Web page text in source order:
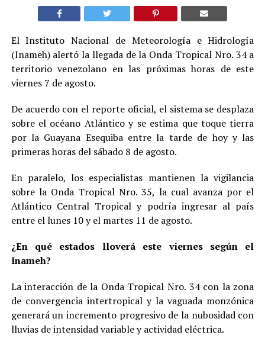
El Instituto Nacional de Meteorología e Hidrología
(Inameh) alertó la llegada de la Onda Tropical Nro. 34 a
territorio venezolano en las próximas horas de este
viernes 7 de agosto.
De acuerdo con el reporte oficial, el sistema se desplaza
sobre el océano Atlántico y se estima que toque tierra
por la Guayana Esequiba entre la tarde de hoy y las
primeras horas del sábado 8 de agosto.
En paralelo, los especialistas mantienen la vigilancia
sobre la Onda Tropical Nro. 35, la cual avanza por el
Atlántico Central Tropical y podría ingresar al país
entre el lunes 10 y el martes 11 de agosto.
¿En qué estados lloverá este viernes según el
Inameh?
La interacción de la Onda Tropical Nro. 34 con la zona
de convergencia intertropical y la vaguada monzónica
generará un incremento progresivo de la nubosidad con
lluvias de intensidad variable y actividad eléctrica.